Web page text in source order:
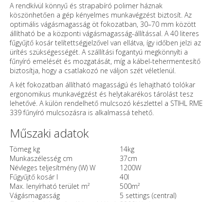
A rendkívül könnyű és strapabíró polimer háznak
köszönhetően a gép kényelmes munkavégzést biztosít. Az
optimális vágásmagasság öt fokozatban, 30–70 mm között
állítható be a központi vágásmagasság-állítással. A 40 literes
fűgyűjtő kosár telítettségjelzővel van ellátva, így időben jelzi az
ürítés szükségességét. A szállítási fogantyú megkönnyíti a
fűnyíró emelését és mozgatását, míg a kábel-tehermentesítő
biztosítja, hogy a csatlakozó ne váljon szét véletlenül.
A két fokozatban állítható magasságú és lehajtható tolókar
ergonomikus munkavégzést és helytakarékos tárolást tesz
lehetővé. A külön rendelhető mulcsozó készlettel a STIHL RME
339 fűnyíró mulcsozásra is alkalmassá tehető.
Műszaki adatok
Tömeg kg
14kg
Munkaszélesség cm
37cm
Névleges teljesítmény (W) W
1200W
Fűgyűjtő kosár l
40l
Max. lenyírható terület m²
500m²
Vágásmagasság
5 settings (central)